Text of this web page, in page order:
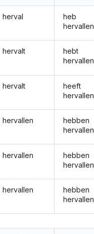
herval
hervalt
hervalt
hervallen
hervallen
hervallen
heb
hervallen
hebt
hervallen
heeft
hervallen
hebben
hervallen
hebben
hervallen
hebben
hervallen